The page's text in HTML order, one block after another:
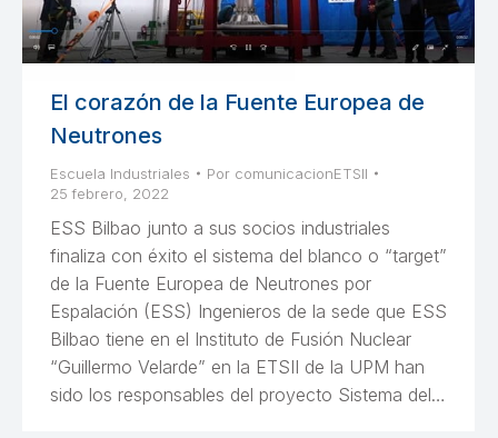
El corazón de la Fuente Europea de
Neutrones
Escuela Industriales Por comunicacionETSII
25 febrero, 2022
ESS Bilbao junto a sus socios industriales
finaliza con éxito el sistema del blanco o “target”
de la Fuente Europea de Neutrones por
Espalación (ESS) Ingenieros de la sede que ESS
Bilbao tiene en el Instituto de Fusión Nuclear
“Guillermo Velarde” en la ETSII de la UPM han
sido los responsables del proyecto Sistema del…